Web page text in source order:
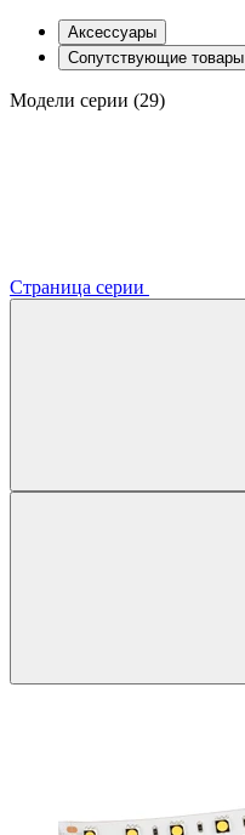
Аксессуары
Сопутствующие товары
Модели серии (29)
Страница серии